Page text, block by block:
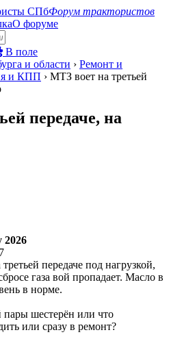
СПбФорум трактористов
О форуме
В поле
и области › Ремонт и
и КПП › МТЗ воет на третьей
передаче, на
2026
передаче под нагрузкой,
газа вой пропадает. Масло в
в норме.
шестерён или что
или сразу в ремонт?